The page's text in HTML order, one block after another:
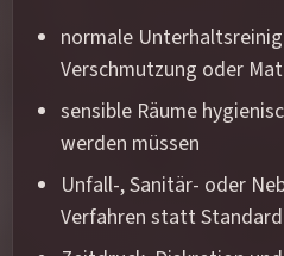
normale
Verschmutzung oder
sensible Räume
werden müssen
Unfall-, Sanitär- oder
Verfahren statt